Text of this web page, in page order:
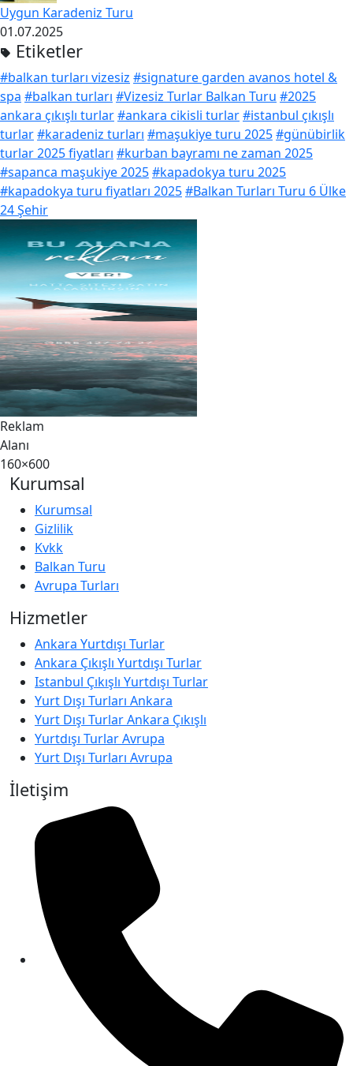
Uygun Karadeniz Turu
01.07.2025
Etiketler
#balkan turları vizesiz #signature garden avanos hotel &
spa #balkan turları #Vizesiz Turlar Balkan Turu #2025
ankara çıkışlı turlar#ankara cikisli turlar#istanbul çıkışlı
turlar#karadeniz turları #maşukiye turu 2025#günübirlik
turlar 2025 fiyatları #kurban bayramı ne zaman 2025
#sapanca maşukiye 2025#kapadokya turu 2025
#kapadokya turu fiyatları 2025#Balkan Turları Turu 6 Ülke
24 Şehir
Reklam
Alanı
160×600
Kurumsal
Kurumsal
Gizlilik
Kvkk
Balkan Turu
Avrupa Turları
Hizmetler
Ankara Yurtdışı Turlar
Ankara Çıkışlı Yurtdışı Turlar
Istanbul Çıkışlı Yurtdışı Turlar
Yurt Dışı Turları Ankara
Yurt Dışı Turlar Ankara Çıkışlı
Yurtdışı Turlar Avrupa
Yurt Dışı Turları Avrupa
İletişim